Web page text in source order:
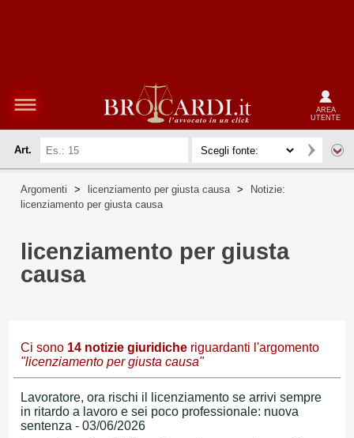
AREA
UTENTE
Art.
Argomenti > licenziamento per giusta causa >
Notizie:
licenziamento per giusta causa
licenziamento per giusta
causa
Ci sono 14 notizie giuridiche riguardanti l'argomento
"licenziamento per giusta causa"
Lavoratore, ora rischi il licenziamento se arrivi sempre
in ritardo a lavoro e sei poco professionale: nuova
sentenza - 03/06/2026